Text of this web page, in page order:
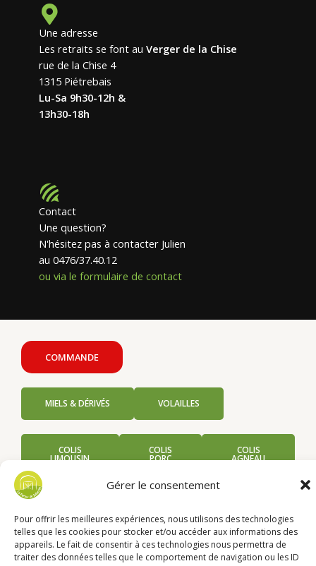
Gérer le consentement
Pour offrir les meilleures expériences, nous utilisons des technologies
telles que les cookies pour stocker et/ou accéder aux informations des
appareils. Le fait de consentir à ces technologies nous permettra de
traiter des données telles que le comportement de navigation ou les ID
Une adresse
Les retraits se font au Verger de la Chise
rue de la Chise 4
1315 Piétrebais
Lu-Sa 9h30-12h &
13h30-18h
Contact
Une question?
N'hésitez pas à contacter Julien
au 0476/37.40.12
ou via le formulaire de contact
COMMANDE
MIELS & DÉRIVÉS VOLAILLES
COLIS
LIMOUSIN
COLIS
PORC
COLIS
AGNEAU
Menu